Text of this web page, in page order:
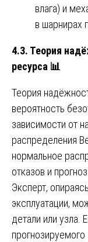
влага) и
в шарнирах
4.3. Теория
ресурса 📊
Теория
вероятность
зависимости от
распределения
нормальное
отказов и
Эксперт,
эксплуатации,
детали или узла.